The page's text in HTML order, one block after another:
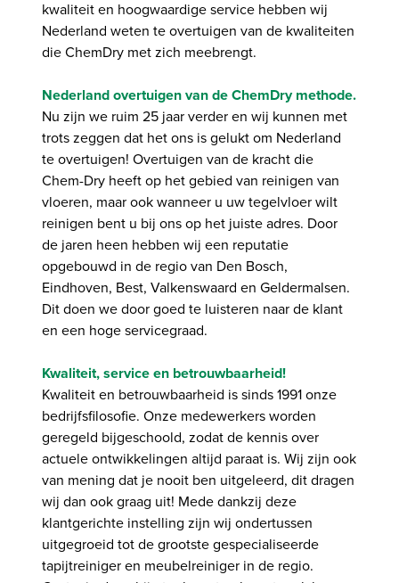
kwaliteit en hoogwaardige service hebben wij
Nederland weten te overtuigen van de kwaliteiten
die ChemDry met zich meebrengt.
Nederland overtuigen van de ChemDry methode.
Nu zijn we ruim 25 jaar verder en wij kunnen met
trots zeggen dat het ons is gelukt om Nederland
te overtuigen! Overtuigen van de kracht die
Chem-Dry heeft op het gebied van reinigen van
vloeren, maar ook wanneer u uw tegelvloer wilt
reinigen bent u bij ons op het juiste adres. Door
de jaren heen hebben wij een reputatie
opgebouwd in de regio van Den Bosch,
Eindhoven, Best, Valkenswaard en Geldermalsen.
Dit doen we door goed te luisteren naar de klant
en een hoge servicegraad.
Kwaliteit, service en betrouwbaarheid!
Kwaliteit en betrouwbaarheid is sinds 1991 onze
bedrijfsfilosofie. Onze medewerkers worden
geregeld bijgeschoold, zodat de kennis over
actuele ontwikkelingen altijd paraat is. Wij zijn ook
van mening dat je nooit ben uitgeleerd, dit dragen
wij dan ook graag uit! Mede dankzij deze
klantgerichte instelling zijn wij ondertussen
uitgegroeid tot de grootste gespecialiseerde
tapijtreiniger en meubelreiniger in de regio.